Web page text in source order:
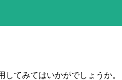
てみてはいかがでしょうか。